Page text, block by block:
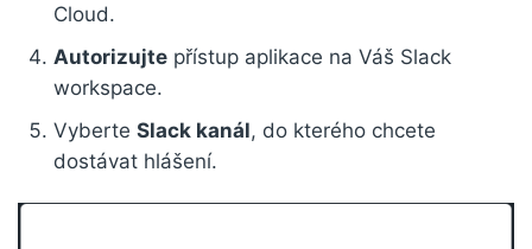
Cloud.
Autorizujte přístup aplikace na Váš Slack
workspace.
Vyberte Slack kanál, do kterého chcete
dostávat hlášení.